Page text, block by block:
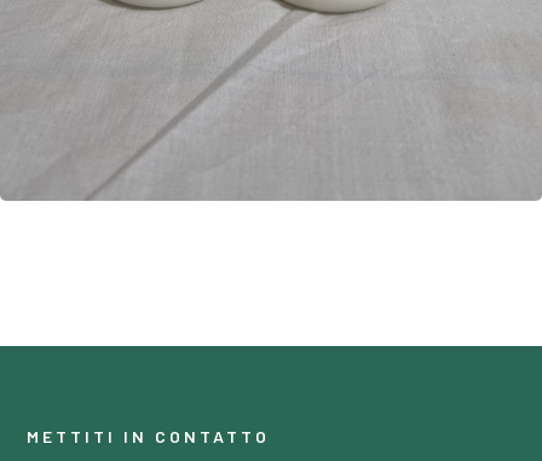
METTITI IN CONTATTO